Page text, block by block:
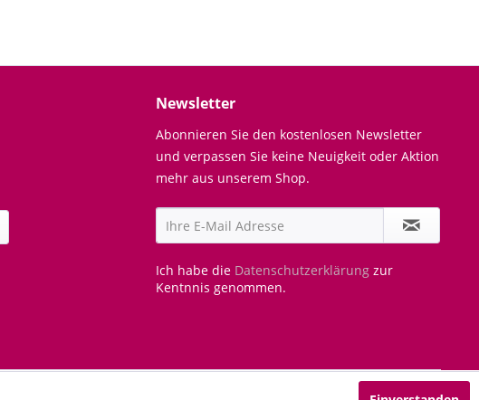
Newsletter
Abonnieren Sie den kostenlosen Newsletter
und verpassen Sie keine Neuigkeit oder Aktion
mehr aus unserem Shop.
Ich habe die Datenschutzerklärung zur
Kentnnis genommen.